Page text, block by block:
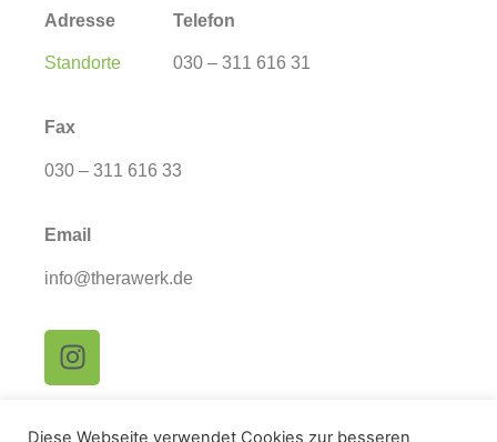
Adresse
Standorte
Telefon
030 – 311 616 31
Fax
030 – 311 616 33
Email
info@therawerk.de
Diese Webseite verwendet Cookies zur besseren